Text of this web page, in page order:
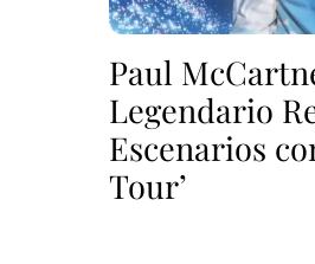
Paul
Legendario
Escenarios
Tour’